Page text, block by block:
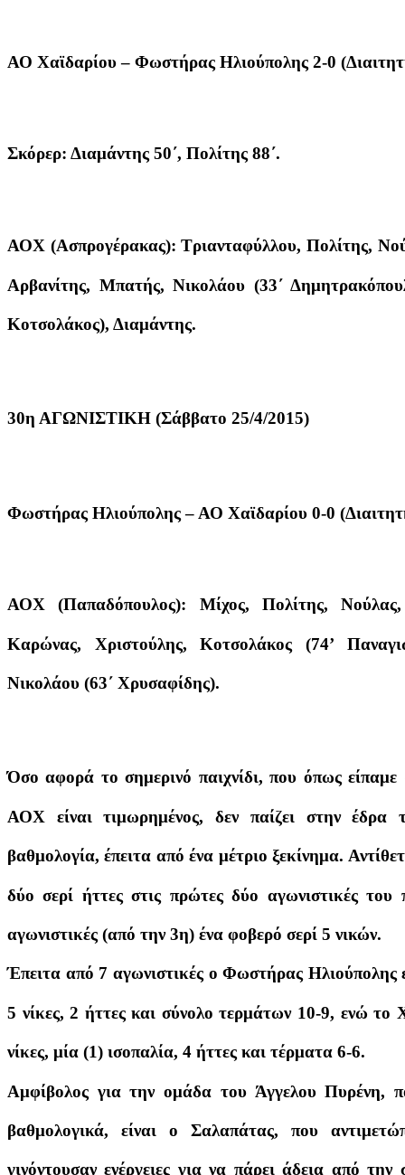
ΑΟ Χαϊδαρίου – Φωστήρας Ηλιούπολης 2-0
Σκόρερ: Διαμάντης 50΄, Πολίτης 88΄.
ΑΟΧ (Ασπρογέρακας): Τριανταφύλλου, Πολίτης,
Αρβανίτης, Μπατής, Νικολάου (33΄
Κοτσολάκος), Διαμάντης.
30η ΑΓΩΝΙΣΤΙΚΗ (Σάββατο 25/4/2015)
Φωστήρας Ηλιούπολης – ΑΟ Χαϊδαρίου 0-0
ΑΟΧ (Παπαδόπουλος): Μίχος, Πολίτης, Νούλας,
Καρώνας, Χριστούλης, Κοτσολάκος (74’
Νικολάου (63΄ Χρυσαφίδης).
Όσο αφορά το σημερινό παιχνίδι, που όπως είπαμε
ΑΟΧ είναι τιμωρημένος, δεν παίζει στην έδρα
βαθμολογία, έπειτα από ένα μέτριο ξεκίνημα.
δύο σερί ήττες στις πρώτες δύο αγωνιστικές
αγωνιστικές (από την 3η) ένα φοβερό σερί 5 νικών.
Έπειτα από 7 αγωνιστικές ο Φωστήρας Ηλιούπολης
5 νίκες, 2 ήττες και σύνολο τερμάτων 10-9, ενώ το
νίκες, μία (1) ισοπαλία, 4 ήττες και τέρματα 6-6.
Αμφίβολος για την ομάδα του Άγγελου Πυρένη,
βαθμολογικά, είναι ο Σαλαπάτας, που
γινόντουσαν ενέργειες για να πάρει άδεια από